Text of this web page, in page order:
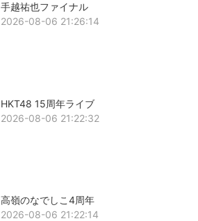
手越祐也ファイナル
2026-08-06 21:26:14
HKT48 15周年ライブ
2026-08-06 21:22:32
高嶺のなでしこ4周年
2026-08-06 21:22:14